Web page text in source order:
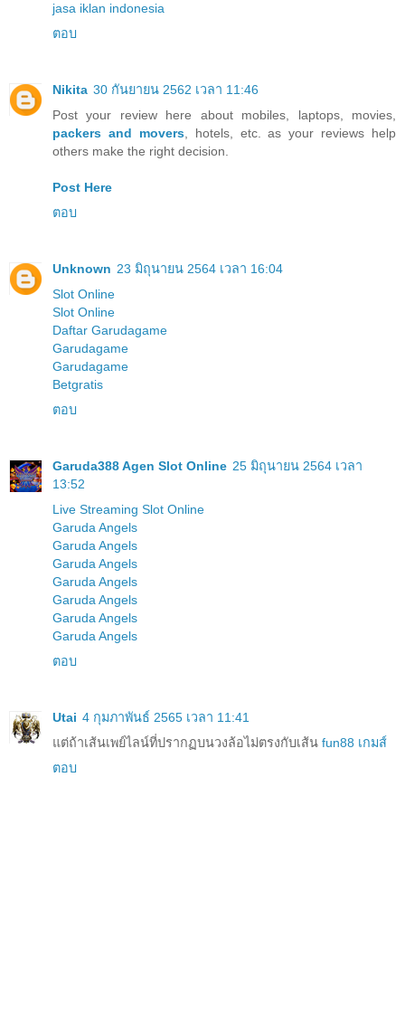
jasa iklan indonesia
ตอบ
Nikita 30 กันยายน 2562 เวลา 11:46
Post your review here about mobiles, laptops, movies,
packers and movers, hotels, etc. as your reviews help
others make the right decision.
Post Here
ตอบ
Unknown 23 มิถุนายน 2564 เวลา 16:04
Slot Online
Slot Online
Daftar Garudagame
Garudagame
Garudagame
Betgratis
ตอบ
Garuda388 Agen Slot Online 25 มิถุนายน 2564 เวลา
13:52
Live Streaming Slot Online
Garuda Angels
Garuda Angels
Garuda Angels
Garuda Angels
Garuda Angels
Garuda Angels
Garuda Angels
ตอบ
Utai 4 กุมภาพันธ์ 2565 เวลา 11:41
แต่ถ้าเส้นเพย์ไลน์ที่ปรากฏบนวงล้อไม่ตรงกับเส้น fun88 เกมส์
ตอบ